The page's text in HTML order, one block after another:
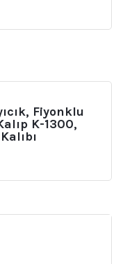
Fiyonklu
K-1300,